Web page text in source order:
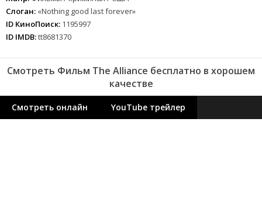
Слоган: «Nothing good last forever»
ID КиноПоиск: 1195997
ID IMDB:tt8681370
Смотреть Фильм The Alliance бесплатно в хорошем
качестве
Смотреть онлайн YouTube трейлер